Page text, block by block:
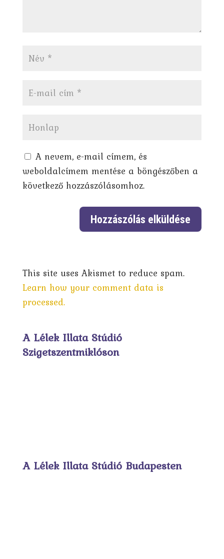
A nevem, e-mail címem, és
weboldalcímem mentése a böngészőben a
következő hozzászólásomhoz.
This site uses Akismet to reduce spam.
Learn how your comment data is
processed.
A Lélek Illata Stúdió
Szigetszentmiklóson
A Lélek Illata Stúdió Budapesten